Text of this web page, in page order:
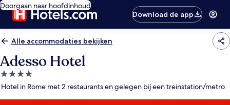
Doorgaan naar hoofdinhoud
Download de app
Alle accommodaties bekijken
Adesso Hotel
4.0-
sterrenaccommodatie
Hotel in Rome met 2 restaurants en gelegen bij een treinstation/metro